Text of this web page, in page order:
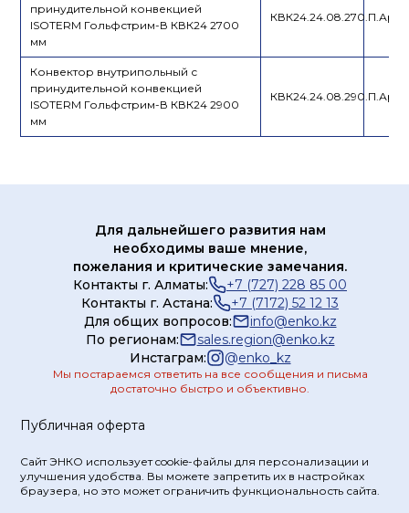
принудительной конвекцией
ISOTERM Гольфстрим-В КВК24 2700
мм
Конвектор внутрипольный с
принудительной конвекцией
ISOTERM Гольфстрим-В КВК24 2900
мм
Публичная оферта
Сайт ЭНКО использует cookie-файлы для персонализации и
улучшения удобства. Вы можете запретить их в настройках
браузера, но это может ограничить функциональность сайта.
Для дальнейшего развития нам
необходимы ваше мнение,
пожелания и критические замечания.
Контакты г. Алматы:
+7 (727) 228 85 00
Контакты г. Астана:
+7 (7172) 52 12 13
Для общих вопросов:
info@enko.kz
По регионам:
sales.region@enko.kz
Инстаграм:
@enko_kz
Мы постараемся ответить на все сообщения и письма
достаточно быстро и объективно.